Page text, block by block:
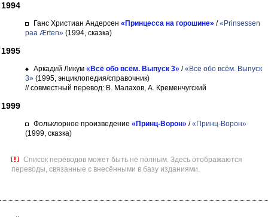
1994
Ганс Христиан Андерсен «Принцесса на горошине» /«Prinsessen
paa Ærten» (1994, сказка)
1995
Аркадий Ликум «Всё обо всём. Выпуск 3» /«Всё обо всём. Выпуск
3» (1995, энциклопедия/справочник)
// совместный перевод: В. Малахов, А. Кременчугский
1999
Фольклорное произведение «Принц-Ворон» /«Принц-Ворон»
(1999, сказка)
Список переводов может быть не полным. Здесь отображаются
переводы, связанные с внесёнными в базу изданиями.